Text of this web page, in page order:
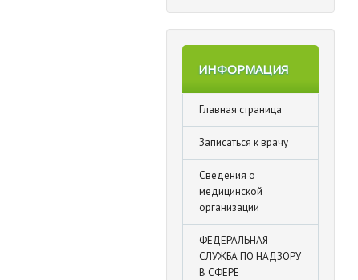
ИНФОРМАЦИЯ
Главная страница
Записаться к врачу
Сведения о
медицинской
организации
ФЕДЕРАЛЬНАЯ
СЛУЖБА ПО НАДЗОРУ
В СФЕРЕ